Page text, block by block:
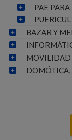
PAE
BAZAR Y
MOVILIDAD
DOMÓTICA,